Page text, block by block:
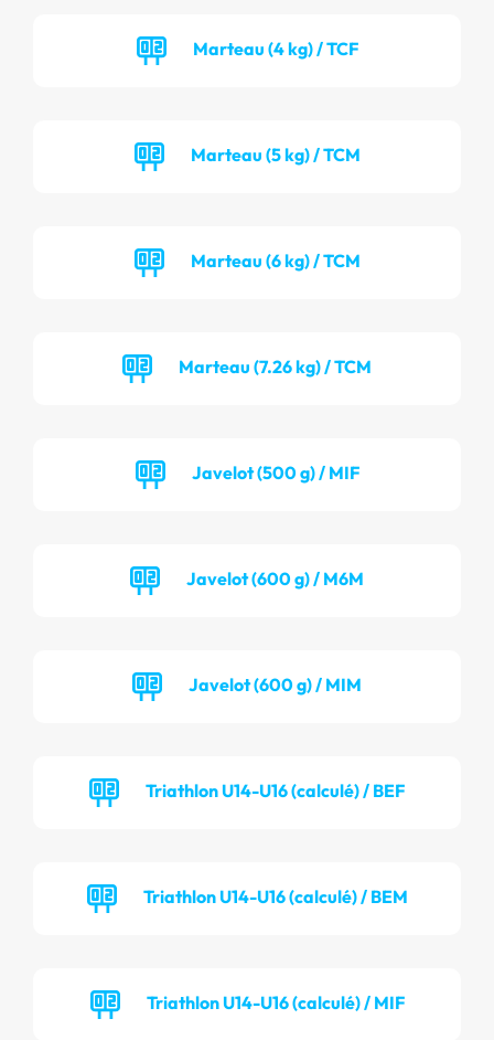
Marteau (4 kg) / TCF
Marteau (5 kg) / TCM
Marteau (6 kg) / TCM
Marteau (7.26 kg) / TCM
Javelot (500 g) / MIF
Javelot (600 g) / M6M
Javelot (600 g) / MIM
Triathlon U14-U16 (calculé) / BEF
Triathlon U14-U16 (calculé) / BEM
Triathlon U14-U16 (calculé) / MIF